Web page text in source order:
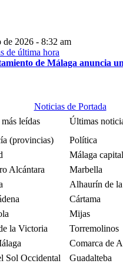
de 2026 - 8:32 am
de Málaga anuncia
Noticias de Portada
leídas
Últimas
(provincias)
Política
Málaga capital
Alcántara
Marbella
Alhaurín de
Cártama
Mijas
la Victoria
Torremolinos
Comarca de
Sol Occidental
Guadalteba